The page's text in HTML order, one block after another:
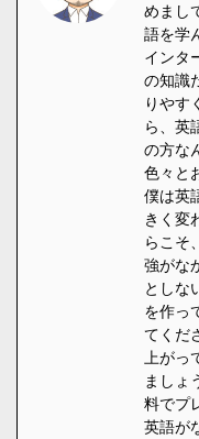
めまし
語を学
インタ
の知識
りやす
ら、英
の方な
色々と
僕は英
きく変
らこそ
強がな
としな
を作っ
てくだ
上がっ
ましょ
料でプ
英語が